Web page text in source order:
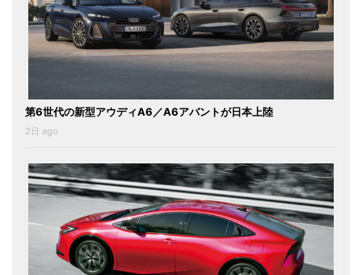
第6世代の新型アウディA6／A6アバントが日本上陸
2日 ago